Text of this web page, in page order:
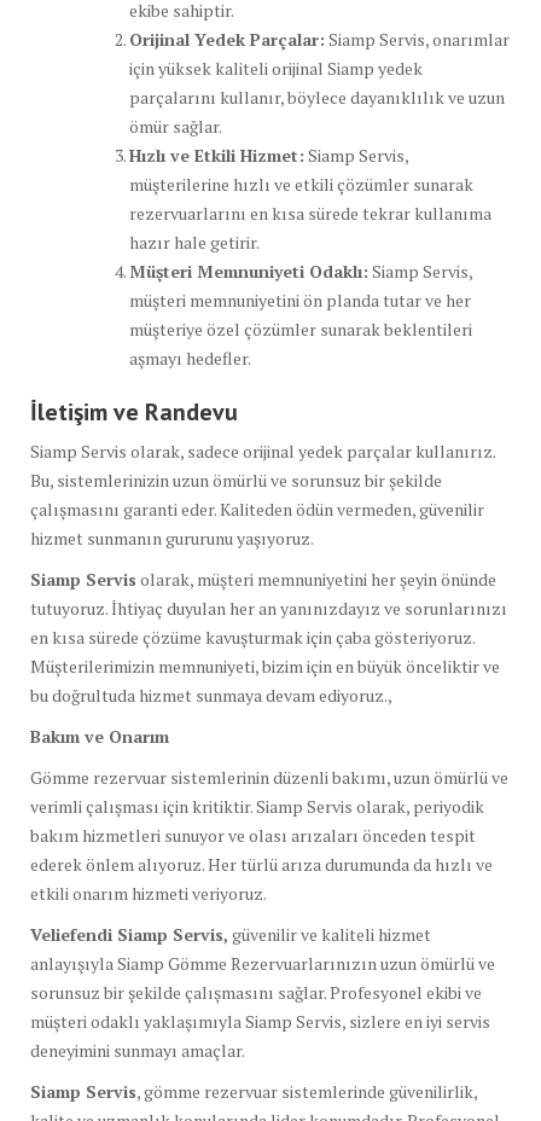
ekibe sahiptir.
Orijinal Yedek Parçalar: Siamp Servis, onarımlar
için yüksek kaliteli orijinal Siamp yedek
parçalarını kullanır, böylece dayanıklılık ve uzun
ömür sağlar.
Hızlı ve Etkili Hizmet: Siamp Servis,
müşterilerine hızlı ve etkili çözümler sunarak
rezervuarlarını en kısa sürede tekrar kullanıma
hazır hale getirir.
Müşteri Memnuniyeti Odaklı: Siamp Servis,
müşteri memnuniyetini ön planda tutar ve her
müşteriye özel çözümler sunarak beklentileri
aşmayı hedefler.
İletişim ve Randevu
Siamp Servis olarak, sadece orijinal yedek parçalar kullanırız.
Bu, sistemlerinizin uzun ömürlü ve sorunsuz bir şekilde
çalışmasını garanti eder. Kaliteden ödün vermeden, güvenilir
hizmet sunmanın gururunu yaşıyoruz.
Siamp Servis olarak, müşteri memnuniyetini her şeyin önünde
tutuyoruz. İhtiyaç duyulan her an yanınızdayız ve sorunlarınızı
en kısa sürede çözüme kavuşturmak için çaba gösteriyoruz.
Müşterilerimizin memnuniyeti, bizim için en büyük önceliktir ve
bu doğrultuda hizmet sunmaya devam ediyoruz.,
Bakım ve Onarım
Gömme rezervuar sistemlerinin düzenli bakımı, uzun ömürlü ve
verimli çalışması için kritiktir. Siamp Servis olarak, periyodik
bakım hizmetleri sunuyor ve olası arızaları önceden tespit
ederek önlem alıyoruz. Her türlü arıza durumunda da hızlı ve
etkili onarım hizmeti veriyoruz.
Veliefendi Siamp Servis, güvenilir ve kaliteli hizmet
anlayışıyla Siamp Gömme Rezervuarlarınızın uzun ömürlü ve
sorunsuz bir şekilde çalışmasını sağlar. Profesyonel ekibi ve
müşteri odaklı yaklaşımıyla Siamp Servis, sizlere en iyi servis
deneyimini sunmayı amaçlar.
Siamp Servis, gömme rezervuar sistemlerinde güvenilirlik,